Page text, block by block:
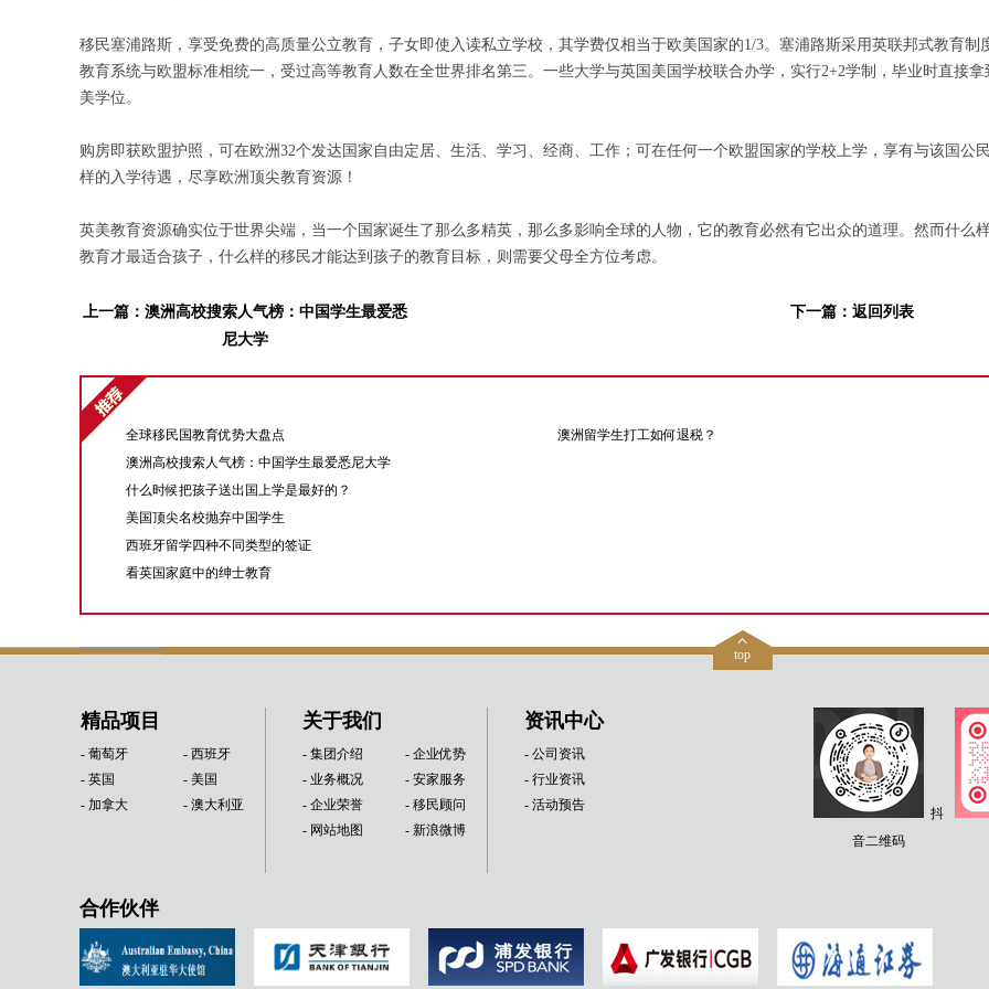
移民塞浦路斯，享受免费的高质量公立教育，子女即使入读私立学校，其学费仅相当于欧美国家的1/3。塞浦路斯采用英联邦式教育制
教育系统与欧盟标准相统一，受过高等教育人数在全世界排名第三。一些大学与英国美国学校联合办学，实行2+2学制，毕业时直接拿
美学位。
购房即获欧盟护照，可在欧洲32个发达国家自由定居、生活、学习、经商、工作；可在任何一个欧盟国家的学校上学，享有与该国公
样的入学待遇，尽享欧洲顶尖教育资源！
英美教育资源确实位于世界尖端，当一个国家诞生了那么多精英，那么多影响全球的人物，它的教育必然有它出众的道理。然而什么
教育才最适合孩子，什么样的移民才能达到孩子的教育目标，则需要父母全方位考虑。
上一篇： 澳洲高校搜索人气榜：中国学生最爱悉
尼大学
下一篇： 返回列表
全球移民国教育优势大盘点
澳洲高校搜索人气榜：中国学生最爱悉尼大学
什么时候把孩子送出国上学是最好的？
美国顶尖名校抛弃中国学生
西班牙留学四种不同类型的签证
看英国家庭中的绅士教育
澳洲留学生打工如何退税？
top
精品项目
- 葡萄牙
- 西班牙
- 英国
- 美国
- 加拿大
- 澳大利亚
关于我们
- 集团介绍
- 企业优势
- 业务概况
- 安家服务
- 企业荣誉
- 移民顾问
- 网站地图
- 新浪微博
资讯中心
- 公司资讯
- 行业资讯
- 活动预告
抖
音二维码
合作伙伴